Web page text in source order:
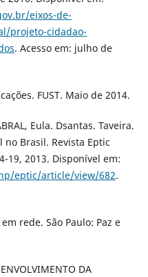
eixos-de-
projeto-cidadao-
. Acesso em: julho de
FUST. Maio de 2014.
Eula. Dsantas. Taveira.
Brasil. Revista Eptic
19, 2013. Disponível em:
eptic/article/view/682.
rede. São Paulo: Paz e
DA